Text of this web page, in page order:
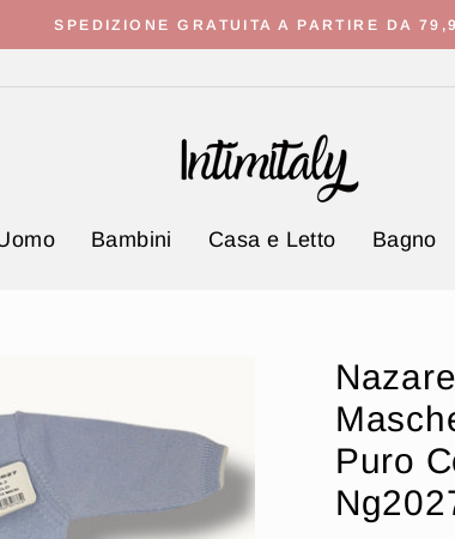
Metti
in
presentazione
SPEDIZIONE GRATUITA A PARTIRE DA
Bambini Casa e Letto Bagno
Puro